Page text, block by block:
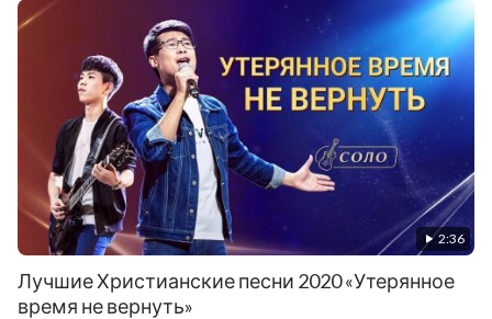
2:36
Лучшие Христианские песни 2020 «Утерянное
время не вернуть»